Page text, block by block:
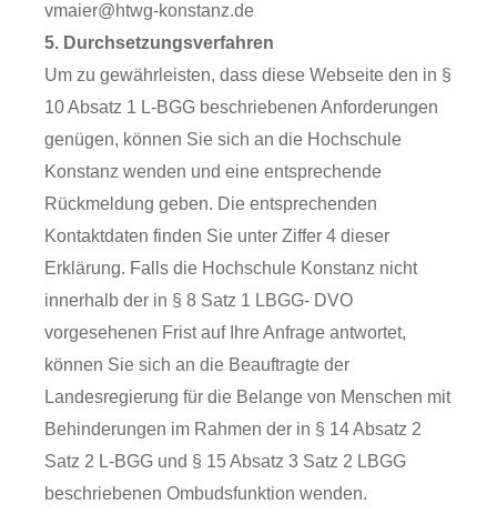
vmaier@htwg-konstanz.de
5. Durchsetzungsverfahren
Um zu gewährleisten, dass diese Webseite den in §
10 Absatz 1 L-BGG beschriebenen Anforderungen
genügen, können Sie sich an die Hochschule
Konstanz wenden und eine entsprechende
Rückmeldung geben. Die entsprechenden
Kontaktdaten finden Sie unter Ziffer 4 dieser
Erklärung. Falls die Hochschule Konstanz nicht
innerhalb der in § 8 Satz 1 LBGG- DVO
vorgesehenen Frist auf Ihre Anfrage antwortet,
können Sie sich an die Beauftragte der
Landesregierung für die Belange von Menschen mit
Behinderungen im Rahmen der in § 14 Absatz 2
Satz 2 L-BGG und § 15 Absatz 3 Satz 2 LBGG
beschriebenen Ombudsfunktion wenden.